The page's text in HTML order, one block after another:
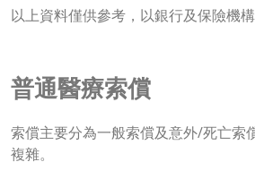
以上資料僅供參考，以銀行及保險機構
普通醫療索償
索償主要分為一般索償及意外/死亡索
複雜。